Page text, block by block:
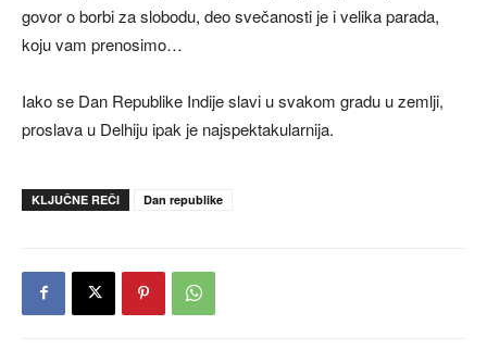
govor o borbi za slobodu, deo svečanosti je i velika parada,
koju vam prenosimo…
Iako se Dan Republike Indije slavi u svakom gradu u zemlji,
proslava u Delhiju ipak je najspektakularnija.
KLJUČNE REČI Dan republike